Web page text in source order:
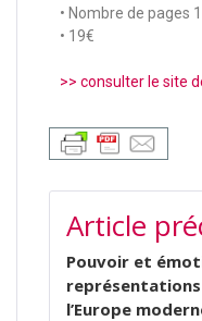
• Nombre de pages
• 19€
>> consulter le site
Article
Pouvoir et
l’Europe